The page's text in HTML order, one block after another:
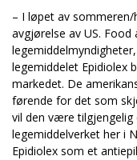
– I løpet av
avgjørelse av US.
legemiddelet Epidiolex
markedet. De
førende for det som
vil den være tilgjengelig
legemiddelverket her i
Epidiolex som et